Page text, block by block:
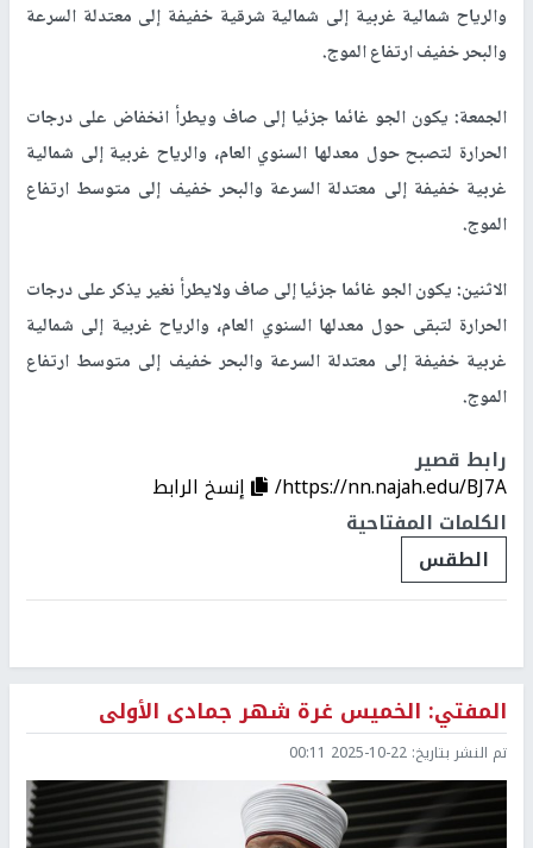
والرياح شمالية غربية إلى شمالية شرقية خفيفة إلى معتدلة السرعة
والبحر خفيف ارتفاع الموج.
الجمعة: يكون الجو غائما جزئيا إلى صاف ويطرأ انخفاض على درجات
الحرارة لتصبح حول معدلها السنوي العام، والرياح غربية إلى شمالية
غربية خفيفة إلى معتدلة السرعة والبحر خفيف إلى متوسط ارتفاع
الموج.
الاثنين: يكون الجو غائما جزئيا إلى صاف ولايطرأ نغير يذكر على درجات
الحرارة لتبقى حول معدلها السنوي العام، والرياح غربية إلى شمالية
غربية خفيفة إلى معتدلة السرعة والبحر خفيف إلى متوسط ارتفاع
الموج.
رابط قصير
https://nn.najah.edu/BJ7A/
إنسخ الرابط
الكلمات المفتاحية
الطقس
المفتي: الخميس غرة شهر جمادى الأولى
تم النشر بتاريخ: 2025-10-22 00:11